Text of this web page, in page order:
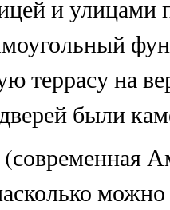
и улицами
террасу на
были
можно